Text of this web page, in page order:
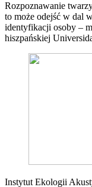
Rozpoznawanie
to może odejść w dal
identyfikacji osoby –
hiszpańskiej
Instytut Ekologii